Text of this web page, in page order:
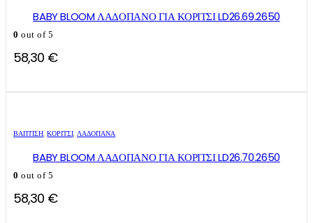
BABY BLOOM ΛΑΔΟΠΑΝΟ ΓΙΑ ΚΟΡΙΤΣΙ LD26.69.2650
0 out of 5
58,30 €
ΒΑΠΤΙΣΗ,ΚΟΡΊΤΣΙ, ΛΑΔΌΠΑΝΑ
BABY BLOOM ΛΑΔΟΠΑΝΟ ΓΙΑ ΚΟΡΙΤΣΙ LD26.70.2650
0 out of 5
58,30 €